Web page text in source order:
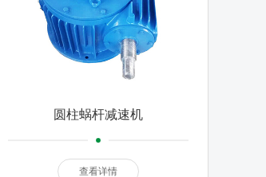
圆柱蜗杆减速机
查看详情